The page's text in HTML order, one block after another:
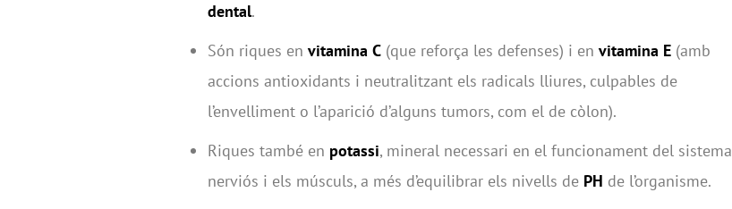
dental.
Són riques en vitamina C (que reforça les defenses) i en vitamina E (amb
accions antioxidants i neutralitzant els radicals lliures, culpables de
l’envelliment o l’aparició d’alguns tumors, com el de còlon).
Riques també en potassi, mineral necessari en el funcionament del sistema
nerviós i els músculs, a més d’equilibrar els nivells de PH de l’organisme.